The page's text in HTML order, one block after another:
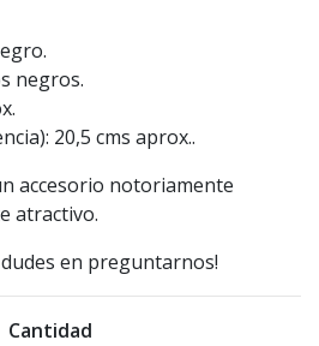
negros.
20,5 cms aprox..
accesorio notoriamente
atractivo.
en preguntarnos!
Cantidad